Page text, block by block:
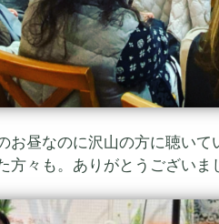
お昼なのに沢山の方に聴い
方々も。ありがとうございま